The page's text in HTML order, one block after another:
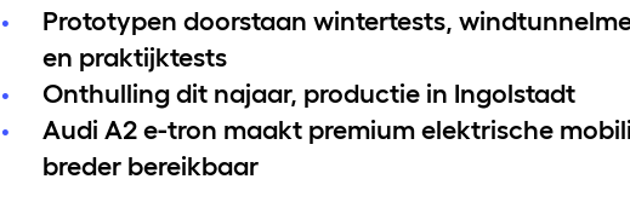
Prototypen doorstaan wintertests,
en praktijktests
Onthulling dit najaar, productie in Ingolstadt
Audi A2 e-tron maakt premium elektrische
breder bereikbaar